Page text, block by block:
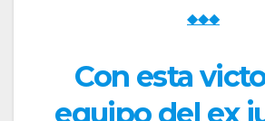
◆◆◆
Con esta
equipo del ex